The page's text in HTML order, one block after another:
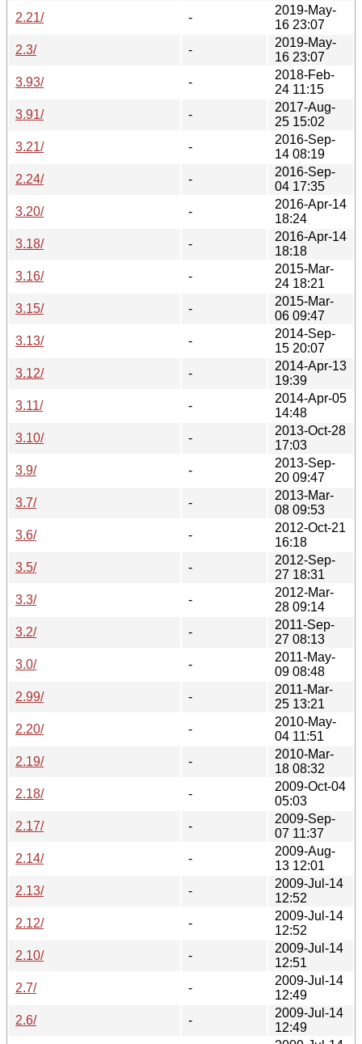
2.21/
-
2019-May-
16 23:07
2.3/
-
2019-May-
16 23:07
3.93/
-
2018-Feb-
24 11:15
3.91/
-
2017-Aug-
25 15:02
3.21/
-
2016-Sep-
14 08:19
2.24/
-
2016-Sep-
04 17:35
3.20/
-
2016-Apr-14
18:24
3.18/
-
2016-Apr-14
18:18
3.16/
-
2015-Mar-
24 18:21
3.15/
-
2015-Mar-
06 09:47
3.13/
-
2014-Sep-
15 20:07
3.12/
-
2014-Apr-13
19:39
3.11/
-
2014-Apr-05
14:48
3.10/
-
2013-Oct-28
17:03
3.9/
-
2013-Sep-
20 09:47
3.7/
-
2013-Mar-
08 09:53
3.6/
-
2012-Oct-21
16:18
3.5/
-
2012-Sep-
27 18:31
3.3/
-
2012-Mar-
28 09:14
3.2/
-
2011-Sep-
27 08:13
3.0/
-
2011-May-
09 08:48
2.99/
-
2011-Mar-
25 13:21
2.20/
-
2010-May-
04 11:51
2.19/
-
2010-Mar-
18 08:32
2.18/
-
2009-Oct-04
05:03
2.17/
-
2009-Sep-
07 11:37
2.14/
-
2009-Aug-
13 12:01
2.13/
-
2009-Jul-14
12:52
2.12/
-
2009-Jul-14
12:52
2.10/
-
2009-Jul-14
12:51
2.7/
-
2009-Jul-14
12:49
2.6/
-
2009-Jul-14
12:49